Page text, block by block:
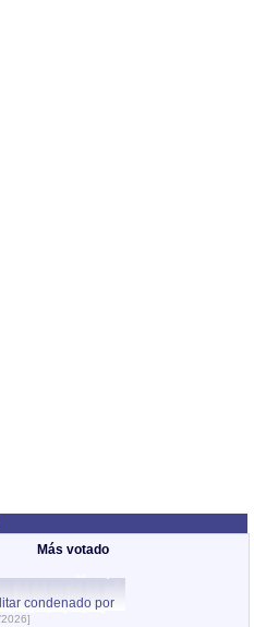
Más votado
condenado por